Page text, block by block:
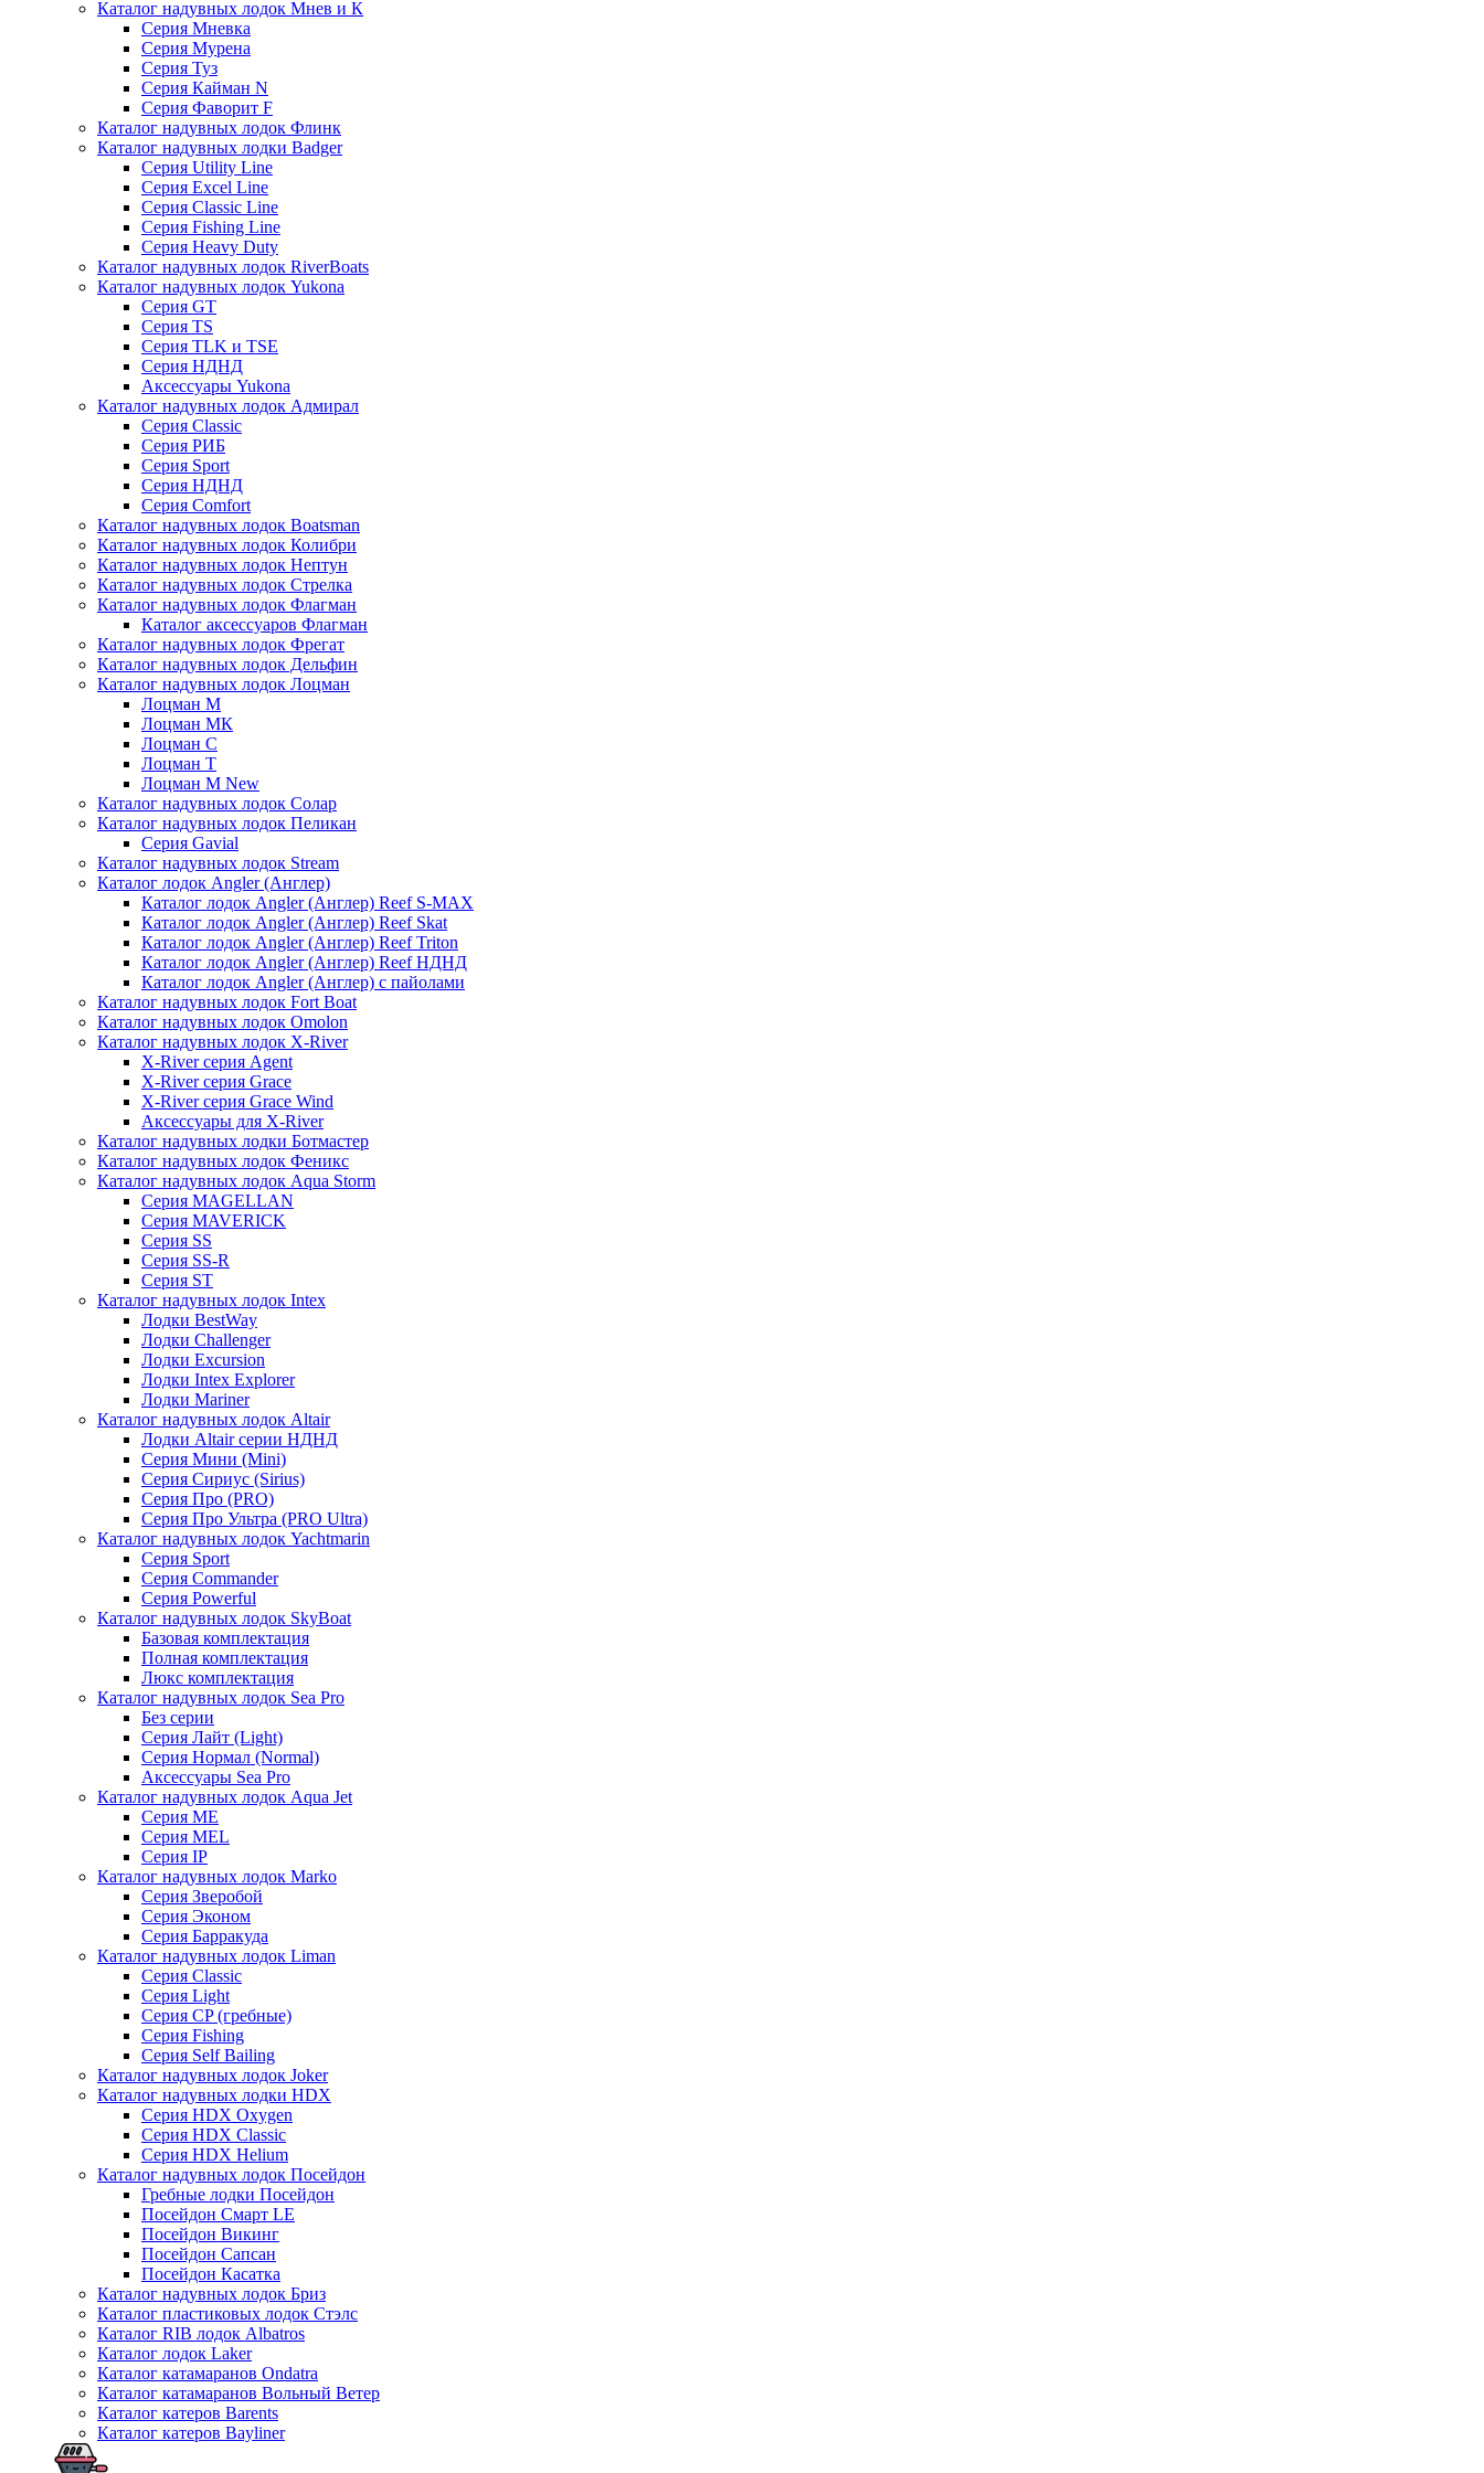
Каталог надувных лодок Мнев и К
Серия Мневка
Серия Мурена
Серия Туз
Серия Кайман N
Серия Фаворит F
Каталог надувных лодок Флинк
Каталог надувных лодки Badger
Серия Utility Line
Серия Excel Line
Серия Classic Line
Серия Fishing Line
Серия Heavy Duty
Каталог надувных лодок RiverBoats
Каталог надувных лодок Yukona
Серия GT
Серия TS
Серия TLK и TSE
Серия НДНД
Аксессуары Yukona
Каталог надувных лодок Адмирал
Серия Classic
Серия РИБ
Серия Sport
Серия НДНД
Серия Comfort
Каталог надувных лодок Boatsman
Каталог надувных лодок Колибри
Каталог надувных лодок Нептун
Каталог надувных лодок Стрелка
Каталог надувных лодок Флагман
Каталог аксессуаров Флагман
Каталог надувных лодок Фрегат
Каталог надувных лодок Дельфин
Каталог надувных лодок Лоцман
Лоцман М
Лоцман МК
Лоцман С
Лоцман Т
Лоцман М New
Каталог надувных лодок Солар
Каталог надувных лодок Пеликан
Серия Gavial
Каталог надувных лодок Stream
Каталог лодок Angler (Англер)
Каталог лодок Angler (Англер) Reef S-MAX
Каталог лодок Angler (Англер) Reef Skat
Каталог лодок Angler (Англер) Reef Triton
Каталог лодок Angler (Англер) Reef НДНД
Каталог лодок Angler (Англер) с пайолами
Каталог надувных лодок Fort Boat
Каталог надувных лодок Omolon
Каталог надувных лодок X-River
X-River серия Agent
X-River серия Grace
X-River серия Grace Wind
Аксессуары для X-River
Каталог надувных лодки Ботмастер
Каталог надувных лодок Феникc
Каталог надувных лодок Aqua Storm
Серия MAGELLAN
Серия MAVERICK
Серия SS
Серия SS-R
Серия ST
Каталог надувных лодок Intex
Лодки BestWay
Лодки Challenger
Лодки Excursion
Лодки Intex Explorer
Лодки Mariner
Каталог надувных лодок Altair
Лодки Altair серии НДНД
Серия Мини (Mini)
Серия Сириус (Sirius)
Серия Про (PRO)
Серия Про Ультра (PRO Ultra)
Каталог надувных лодок Yachtmarin
Серия Sport
Серия Commander
Серия Powerful
Каталог надувных лодок SkyBoat
Базовая комплектация
Полная комплектация
Люкс комплектация
Каталог надувных лодок Sea Pro
Без серии
Серия Лайт (Light)
Серия Нормал (Normal)
Аксессуары Sea Pro
Каталог надувных лодок Aqua Jet
Серия ME
Серия MEL
Серия IP
Каталог надувных лодок Marko
Серия Зверобой
Серия Эконом
Серия Барракуда
Каталог надувных лодок Liman
Серия Classic
Серия Light
Серия CP (гребные)
Серия Fishing
Серия Self Bailing
Каталог надувных лодок Joker
Каталог надувных лодки HDX
Серия HDX Oxygen
Серия HDX Classic
Серия HDX Helium
Каталог надувных лодок Посейдон
Гребные лодки Посейдон
Посейдон Смарт LE
Посейдон Викинг
Посейдон Сапсан
Посейдон Касатка
Каталог надувных лодок Бриз
Каталог пластиковых лодок Стэлс
Каталог RIB лодок Albatros
Каталог лодок Laker
Каталог катамаранов Ondatra
Каталог катамаранов Вольный Ветер
Каталог катеров Barents
Каталог катеров Bayliner